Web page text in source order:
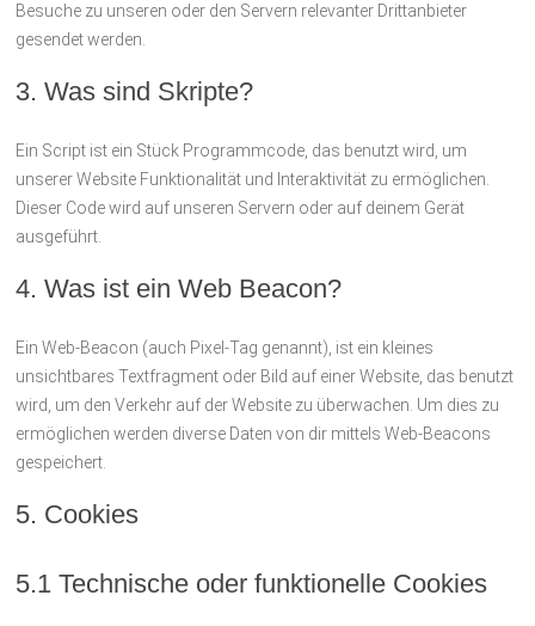
Besuche zu unseren oder den Servern relevanter Drittanbieter
gesendet werden.
3. Was sind Skripte?
Ein Script ist ein Stück Programmcode, das benutzt wird, um
unserer Website Funktionalität und Interaktivität zu ermöglichen.
Dieser Code wird auf unseren Servern oder auf deinem Gerät
ausgeführt.
4. Was ist ein Web Beacon?
Ein Web-Beacon (auch Pixel-Tag genannt), ist ein kleines
unsichtbares Textfragment oder Bild auf einer Website, das benutzt
wird, um den Verkehr auf der Website zu überwachen. Um dies zu
ermöglichen werden diverse Daten von dir mittels Web-Beacons
gespeichert.
5. Cookies
5.1 Technische oder funktionelle Cookies